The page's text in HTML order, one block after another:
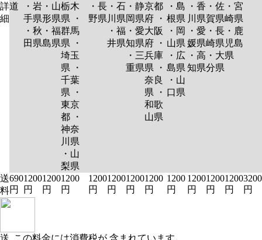
詳
細
道
・岩
手県
・秋
田県
・山
形県
・福
島県
栃木
県 ・
群馬
県 ・
埼玉
県 ・
千葉
県 ・
東京
都 ・
神奈
川県
・山
梨県
・長
野県
・石
川県
・福
井県
・静
岡県
・愛
知県
・三
重県
京都
府 ・
大阪
府 ・
兵庫
県 ・
奈良
県 ・
和歌
山県
・島
根県
・岡
山県
・広
島県
・山
口県
・香
川県
・愛
媛県
・高
知県
・佐
賀県
・長
崎県
・大
分県
・宮
崎県
・鹿
児島
県
送
料
690
円
1200
円
1200
円
1200
円
1200
円
1200
円
1200
円
1200
円
1200
円
1200
円
1200
円
1200
円
3200
円